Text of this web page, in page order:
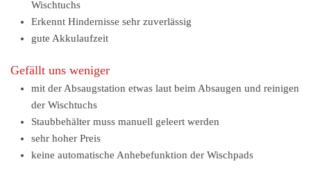
Wischtuchs
Erkennt Hindernisse sehr zuverlässig
gute Akkulaufzeit
Gefällt uns weniger
mit der Absaugstation etwas laut beim Absaugen und reinigen
der Wischtuchs
Staubbehälter muss manuell geleert werden
sehr hoher Preis
keine automatische Anhebefunktion der Wischpads